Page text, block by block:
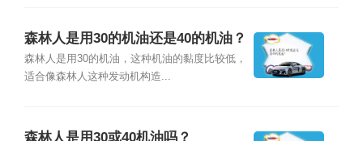
森林人是用30的机油还是40的机油？
森林人是用30的机油，这种机油的黏度比较低，
适合像森林人这种发动机构造...
森林人是用30或40机油吗？